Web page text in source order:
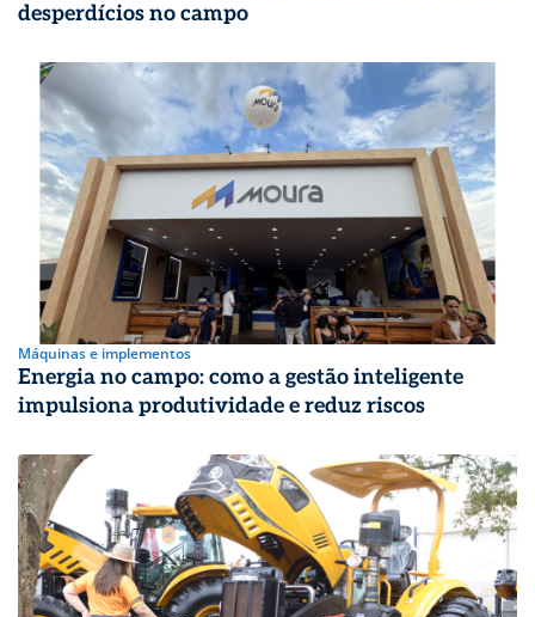
desperdícios no campo
Máquinas e implementos
Energia no campo: como a gestão inteligente
impulsiona produtividade e reduz riscos